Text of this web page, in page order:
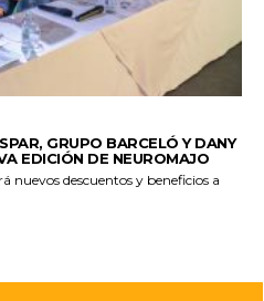
GRUPO BARCELÓ Y DANY
EDICIÓN DE NEUROMAJO
nuevos descuentos y beneficios a